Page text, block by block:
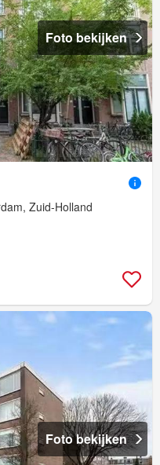
Foto bekijken
Zuid-Holland
Foto bekijken